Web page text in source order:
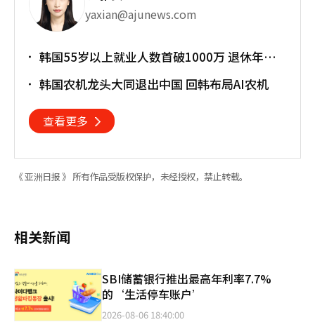
yaxian@ajunews.com
韩国55岁以上就业人数首破1000万 退休年龄
韩国农机龙头大同退出中国 回韩布局AI农机
查看更多
《 亚洲日报 》 所有作品受版权保护，未经授权，禁止转载。
相关新闻
SBI储蓄银行推出最高年利率7.7%
的‘生活停车账户’
2026-08-06 18:40:00